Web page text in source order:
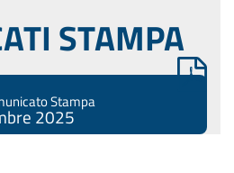
STAMPA
Stampa
2025